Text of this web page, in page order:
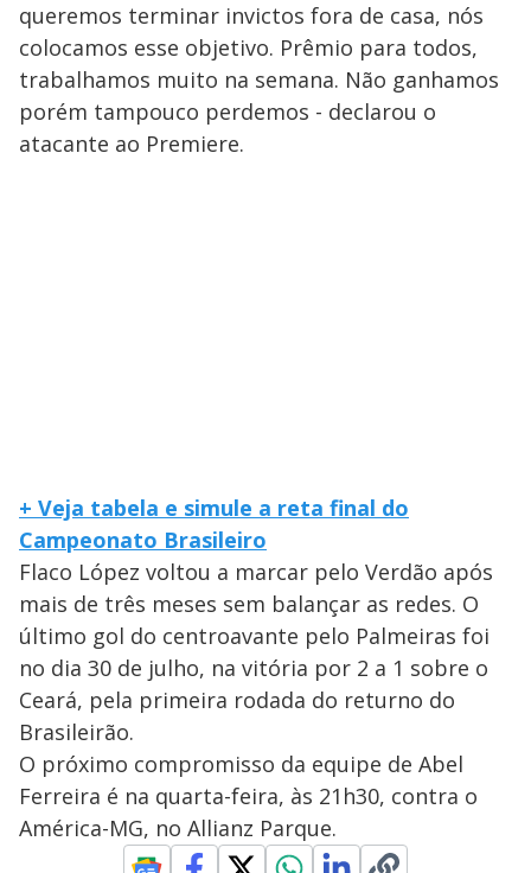
queremos terminar invictos fora de casa, nós
colocamos esse objetivo. Prêmio para todos,
trabalhamos muito na semana. Não ganhamos
porém tampouco perdemos - declarou o
atacante ao Premiere.
+ Veja tabela e simule a reta final do
Campeonato Brasileiro
Flaco López voltou a marcar pelo Verdão após
mais de três meses sem balançar as redes. O
último gol do centroavante pelo Palmeiras foi
no dia 30 de julho, na vitória por 2 a 1 sobre o
Ceará, pela primeira rodada do returno do
Brasileirão.
O próximo compromisso da equipe de Abel
Ferreira é na quarta-feira, às 21h30, contra o
América-MG, no Allianz Parque.